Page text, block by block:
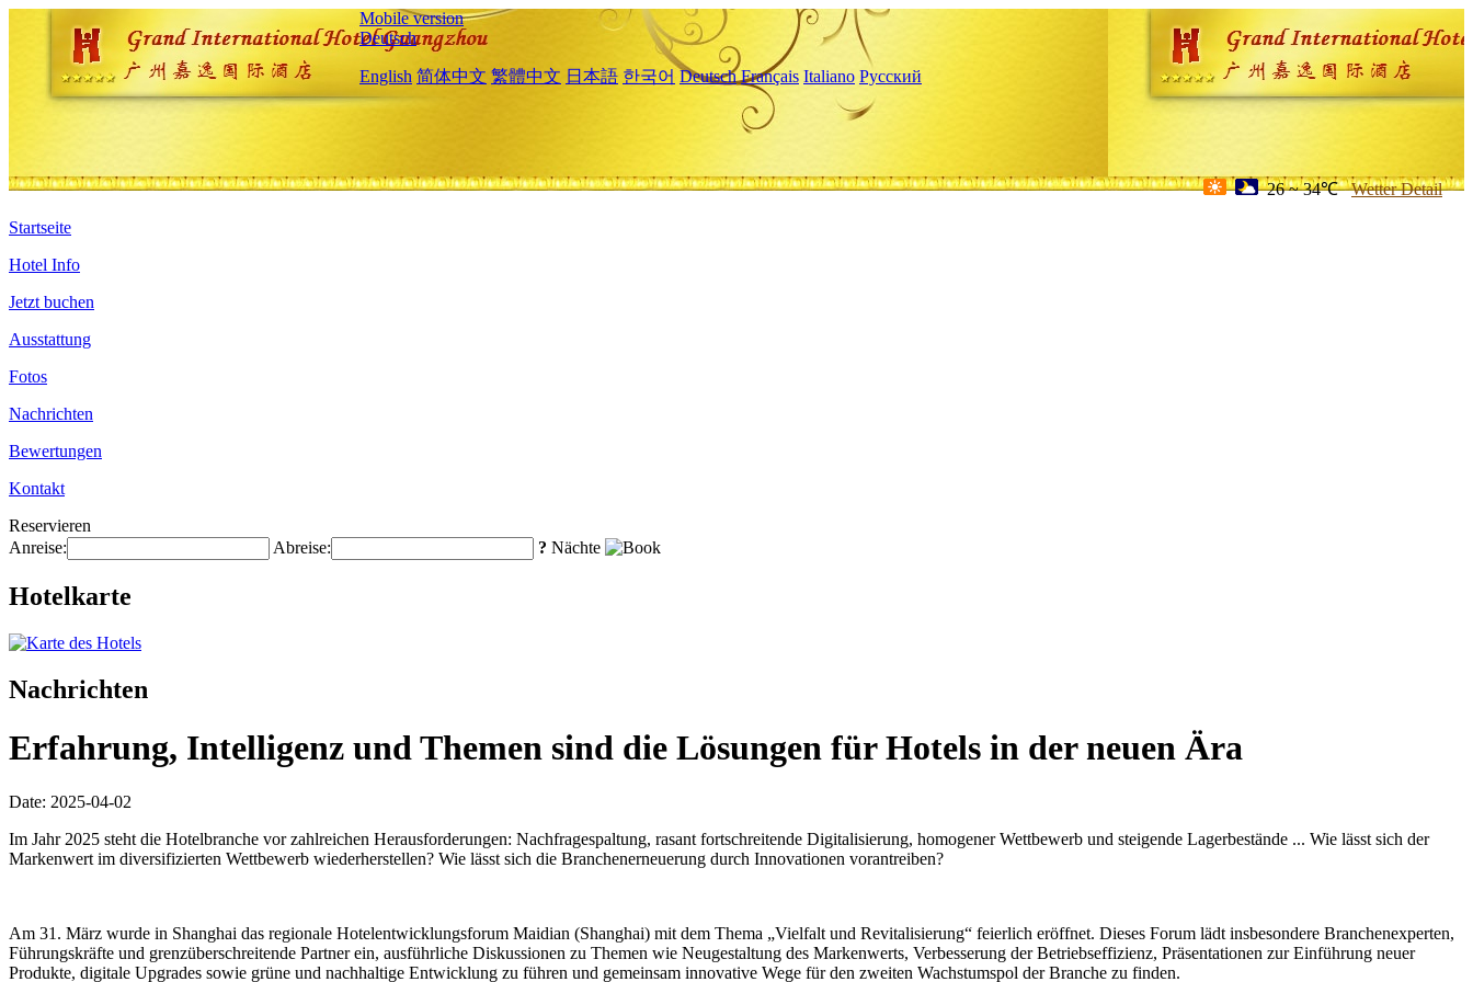
Mobile version
Deutsch
English 简体中文 繁體中文 日本語 한국어 Deutsch Français Italiano Русский
26 ~ 34℃ Wetter Detail
Startseite
Hotel Info
Jetzt buchen
Ausstattung
Fotos
Nachrichten
Bewertungen
Kontakt
Reservieren
Anreise:
Abreise: ? Nächte
Hotelkarte
Nachrichten
Erfahrung, Intelligenz und Themen sind die Lösungen für Hotels in der neuen Ära
Date: 2025-04-02
Im Jahr 2025 steht die Hotelbranche vor zahlreichen Herausforderungen: Nachfragespaltung, rasant fortschreitende Digitalisierung, homogener Wettbewerb und steigende Lagerbestände ... Wie lässt sich der
Markenwert im diversifizierten Wettbewerb wiederherstellen? Wie lässt sich die Branchenerneuerung durch Innovationen vorantreiben?
Am 31. März wurde in Shanghai das regionale Hotelentwicklungsforum Maidian (Shanghai) mit dem Thema „Vielfalt und Revitalisierung“ feierlich eröffnet. Dieses Forum lädt insbesondere Branchenexperten,
Führungskräfte und grenzüberschreitende Partner ein, ausführliche Diskussionen zu Themen wie Neugestaltung des Markenwerts, Verbesserung der Betriebseffizienz, Präsentationen zur Einführung neuer
Produkte, digitale Upgrades sowie grüne und nachhaltige Entwicklung zu führen und gemeinsam innovative Wege für den zweiten Wachstumspol der Branche zu finden.